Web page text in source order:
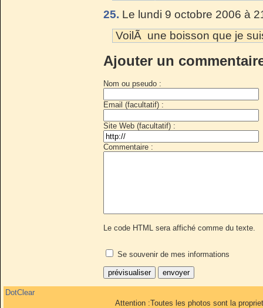
25. Le lundi 9 octobre 2006 à
VoilÃ une boisson que je
Ajouter un
Nom ou pseudo :
Email (facultatif) :
Site Web (facultatif) :
Commentaire :
Le code HTML sera affiché comme du texte.
Se souvenir de mes informations
DotClear
Attention :Toutes les photos sont la